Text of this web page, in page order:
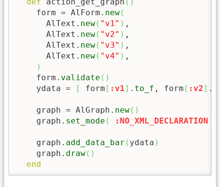
    form = AlForm.
new(
      AlText.
new( "v1" ) ,
      AlText.
new( "v2" ) ,
      AlText.
new( "v3" ) ,
      AlText.
new( "v4" ) ,
)
    form.
validate ( )
    ydata =
[ form [ :v1] . to_f , form [ :v2] .
    graph = AlGraph.
new( )
    graph.
set_mode ( :NO_XML_DECLARATION
    graph.
add_data_bar ( ydata )
    graph.
draw( )
end